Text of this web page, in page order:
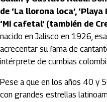
de ‘La llorona loca’, ‘Playa
‘Mi cafetal’ (también de
nacido en Jalisco en 1926,
acrecentar su fama de
intérprete de cumbias
Pese a que en los años 40 y
con grandes estrellas